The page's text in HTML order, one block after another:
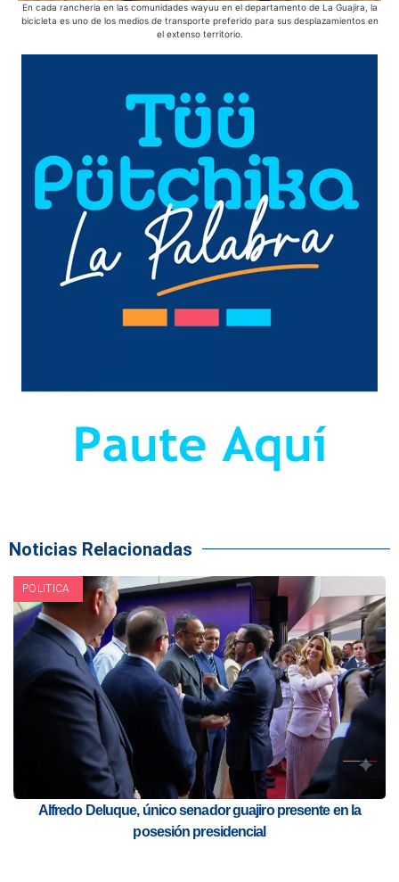
En cada rancheria en las comunidades wayuu en el departamento de La Guajira, la
bicicleta es uno de los medios de transporte preferido para sus desplazamientos en
el extenso territorio.
Noticias Relacionadas
POLITICA
Alfredo Deluque, único senador guajiro presente en la
posesión presidencial